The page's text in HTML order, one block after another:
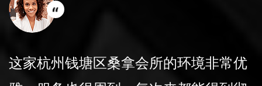
会所的更衣室非常干净，提供的洗浴用